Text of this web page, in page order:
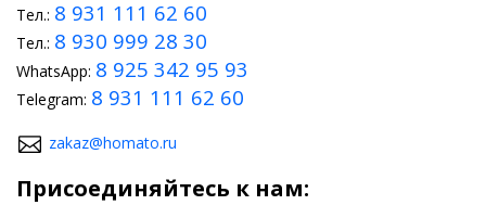
Тел.: 8 931 111 62 60
Тел.: 8 930 999 28 30
WhatsApp: 8 925 342 95 93
Telegram: 8 931 111 62 60
zakaz@homato.ru
Присоединяйтесь к нам: